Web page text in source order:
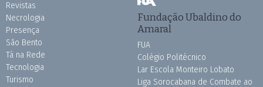
Revistas
Necrologia
Presença
São Bento
Tá na Rede
Tecnologia
Turismo
Fundação Ubaldino do
Amaral
FUA
Colégio Politécnico
Lar Escola Monteiro Lobato
Liga Sorocabana de Combate ao